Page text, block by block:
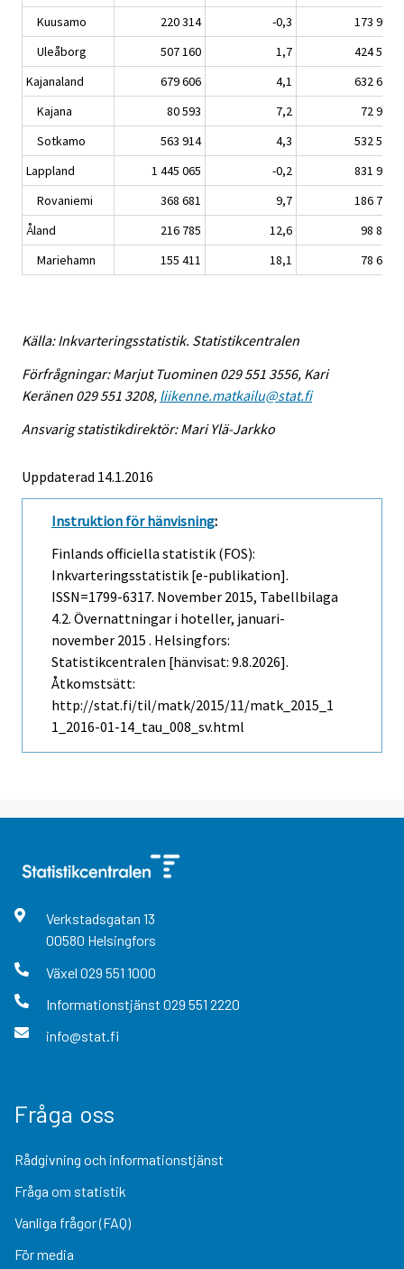
Kuusamo
220 314 -0,3
173 983
Uleåborg
507 160 1,7
424 506
Kajanaland
679 606 4,1
632 680
Kajana
80 593 7,2
72 948
Sotkamo
563 914 4,3
532 502
Lappland
1 445 065 -0,2
831 948
Rovaniemi
368 681 9,7
186 726
Åland
216 785 12,6
98 847
Mariehamn
155 411 18,1 78 665
Källa: Inkvarteringsstatistik. Statistikcentralen
Förfrågningar: Marjut Tuominen 029 551 3556, Kari
Keränen 029 551 3208, liikenne.matkailu@stat.fi
Ansvarig statistikdirektör: Mari Ylä-Jarkko
Uppdaterad 14.1.2016
Instruktion för hänvisning:
Finlands officiella statistik (FOS):
Inkvarteringsstatistik [e-publikation].
ISSN=1799-6317. November 2015, Tabellbilaga
4.2. Övernattningar i hoteller, januari-
november 2015 . Helsingfors:
Statistikcentralen [hänvisat: 9.8.2026].
Åtkomstsätt:
http://stat.fi/til/matk/2015/11/matk_2015_1
1_2016-01-14_tau_008_sv.html
Verkstadsgatan 13
00580 Helsingfors
Växel 029 551 1000
Informationstjänst 029 551 2220
info@stat.fi
Fråga oss
Rådgivning och informationstjänst
Fråga om statistik
Vanliga frågor (FAQ)
För media